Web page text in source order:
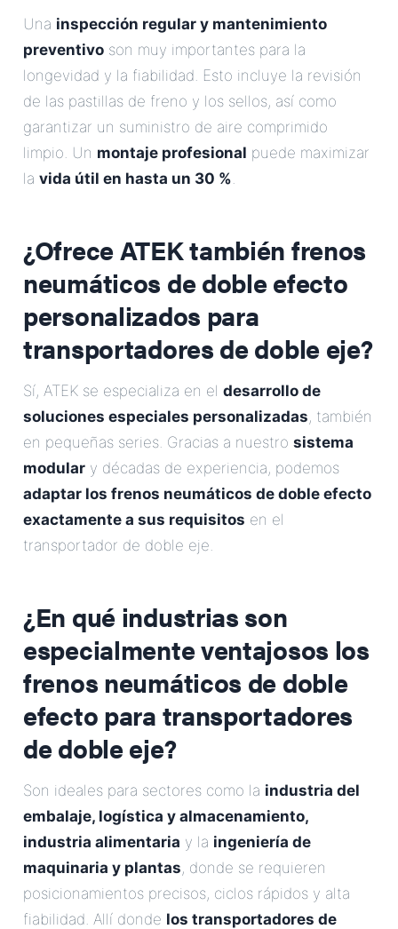
Una inspección regular y mantenimiento
preventivo son muy importantes para la
longevidad y la fiabilidad. Esto incluye la revisión
de las pastillas de freno y los sellos, así como
garantizar un suministro de aire comprimido
limpio. Un montaje profesional puede maximizar
la vida útil en hasta un 30 %.
¿Ofrece ATEK también frenos
neumáticos de doble efecto
personalizados para
transportadores de doble eje?
Sí, ATEK se especializa en el desarrollo de
soluciones especiales personalizadas, también
en pequeñas series. Gracias a nuestro sistema
modular y décadas de experiencia, podemos
adaptar los frenos neumáticos de doble efecto
exactamente a sus requisitos en el
transportador de doble eje.
¿En qué industrias son
especialmente ventajosos los
frenos neumáticos de doble
efecto para transportadores
de doble eje?
Son ideales para sectores como la industria del
embalaje, logística y almacenamiento,
industria alimentaria y la ingeniería de
maquinaria y plantas, donde se requieren
posicionamientos precisos, ciclos rápidos y alta
fiabilidad. Allí donde los transportadores de